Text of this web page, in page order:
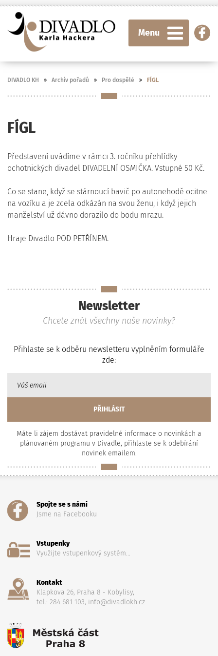
Menu
DIVADLO KH Archiv pořadů Pro dospělé FÍGL
FÍGL
Představení uvádíme v rámci 3. ročníku přehlídky
ochotnických divadel DIVADELNÍ OSMIČKA. Vstupné 50 Kč.
Co se stane, když se stárnoucí bavič po autonehodě ocitne
na vozíku a je zcela odkázán na svou ženu, i když jejich
manželství už dávno dorazilo do bodu mrazu.
Hraje Divadlo POD PETŘÍNEM.
Newsletter
Chcete znát všechny naše novinky?
Přihlaste se k odběru newsletteru vyplněním formuláře
zde:
Máte li zájem dostávat pravidelné informace o novinkách a
plánovaném programu v Divadle, přihlaste se k odebírání
novinek emailem.
Spojte se s námi
Jsme na Facebooku
Vstupenky
Využijte vstupenkový systém...
Kontakt
Klapkova 26, Praha 8 - Kobylisy,
tel.: 284 681 103, info@divadlokh.cz